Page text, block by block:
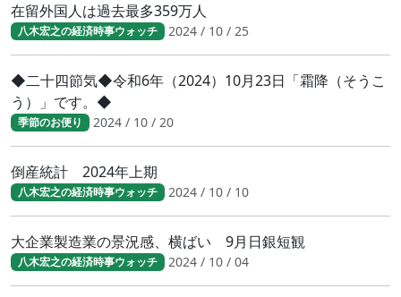
在留外国人は過去最多359万人
八木宏之の経済時事ウォッチ 2024 / 10 / 25
◆二十四節気◆令和6年（2024）10月23日「霜降（そうこ
う）」です。◆
季節のお便り 2024 / 10 / 20
倒産統計 2024年上期
八木宏之の経済時事ウォッチ 2024 / 10 / 10
大企業製造業の景況感、横ばい 9月日銀短観
八木宏之の経済時事ウォッチ 2024 / 10 / 04